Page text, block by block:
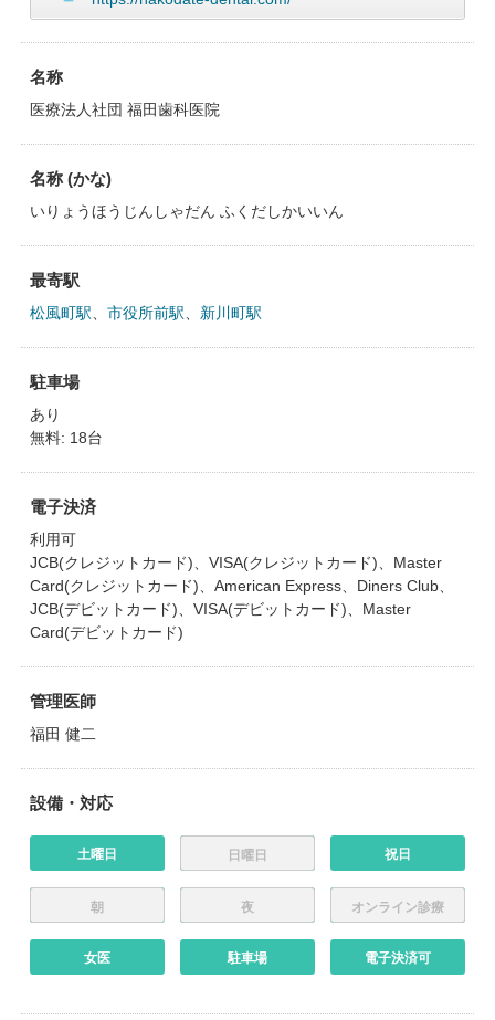
名称
医療法人社団 福田歯科医院
名称 (かな)
いりょうほうじんしゃだん ふくだしかいいん
最寄駅
松風町駅 市役所前駅 新川町駅
駐車場
あり
無料: 18台
電子決済
利用可
JCB(クレジットカード)、VISA(クレジットカード)、Master
Card(クレジットカード)、American Express、Diners Club、
JCB(デビットカード)、VISA(デビットカード)、Master
Card(デビットカード)
管理医師
福田 健二
設備・対応
土曜日 日曜日 祝日
朝 夜 オンライン診療
女医 駐車場 電子決済可